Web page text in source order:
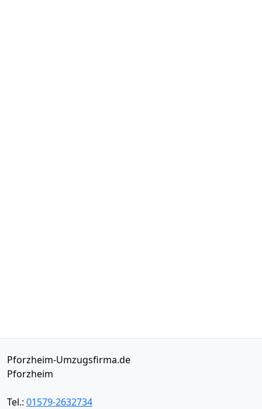
Pforzheim-Umzugsfirma.de
Pforzheim
Tel.: 01579-2632734